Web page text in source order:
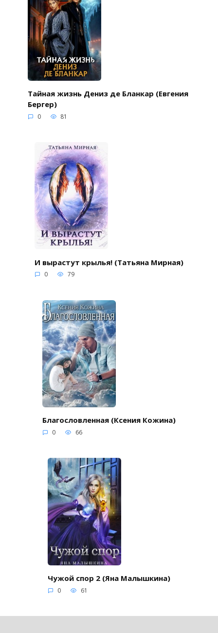
Тайная жизнь Дениз де Бланкар (Евгения
Бергер)
0 81
И вырастут крылья! (Татьяна Мирная)
0 79
Благословленная (Ксения Кожина)
0 66
Чужой спор 2 (Яна Малышкина)
0 61